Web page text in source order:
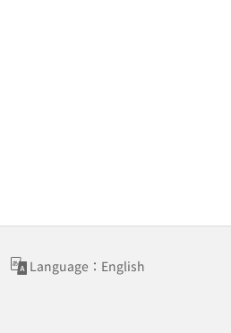
Language：English